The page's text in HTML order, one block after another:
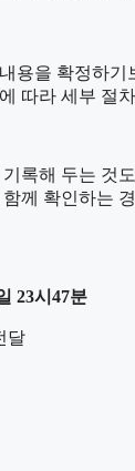
용을 확정하
따라 세부 절
록해 두는 것
께 확인하는
23시47분
달